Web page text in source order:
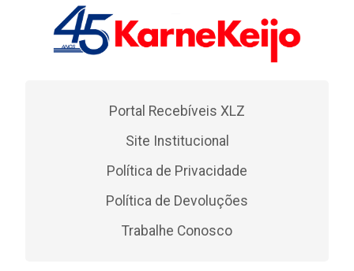
Portal Recebíveis XLZ
Site Institucional
Política de Privacidade
Política de Devoluções
Trabalhe Conosco